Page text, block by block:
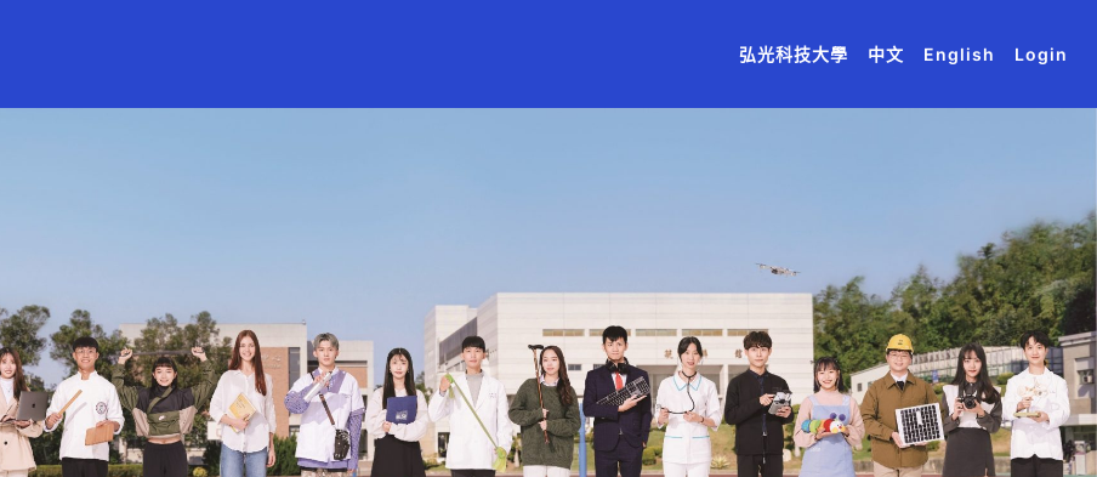
(current)
(current)
弘光科技大學 (current)
中文 (current)
English (current)
Login